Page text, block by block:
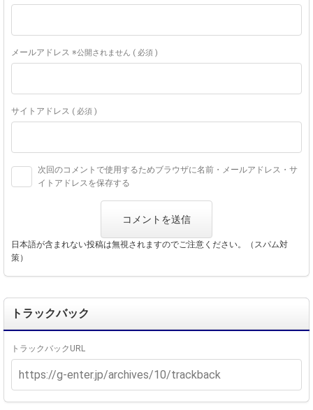
メールアドレス ※公開されません ( 必須 )
サイトアドレス ( 必須 )
次回のコメントで使用するためブラウザに名前・メールアドレス・サ
イトアドレスを保存する
日本語が含まれない投稿は無視されますのでご注意ください。（スパム対
策）
トラックバック
トラックバックURL